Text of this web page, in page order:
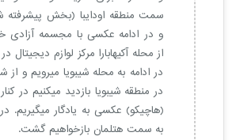
سمت منطقه اودایبا (بخش پیشرفته
و در ادامه عکسی با مجسمه
از محله آکیهابارا مرکز لوازم دیجیتال
در ادامه به محله شیبویا میرویم و از
در منطقه شیبویا بازدید میکنیم در
(هاچیکو) عکسی به یادگار میگیریم.
به سمت هتلمان بازخواهیم گشت.